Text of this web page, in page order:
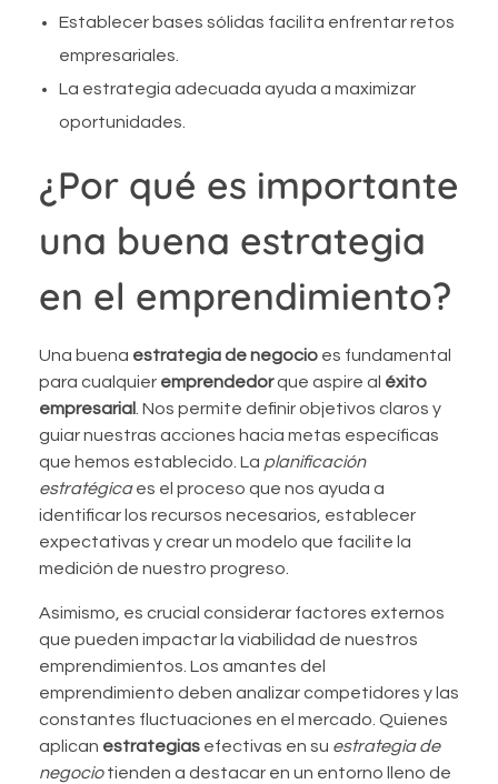
Establecer bases sólidas facilita enfrentar retos
empresariales.
La estrategia adecuada ayuda a maximizar
oportunidades.
¿Por qué es importante
una buena estrategia
en el emprendimiento?
Una buena estrategia de negocio es fundamental
para cualquier emprendedorque aspire al éxito
empresarial. Nos permite definir objetivos claros y
guiar nuestras acciones hacia metas específicas
que hemos establecido. La planificación
estratégicaes el proceso que nos ayuda a
identificar los recursos necesarios, establecer
expectativas y crear un modelo que facilite la
medición de nuestro progreso.
Asimismo, es crucial considerar factores externos
que pueden impactar la viabilidad de nuestros
emprendimientos. Los amantes del
emprendimiento deben analizar competidores y las
constantes fluctuaciones en el mercado. Quienes
aplican estrategias efectivas en su estrategia de
negociotienden a destacar en un entorno lleno de